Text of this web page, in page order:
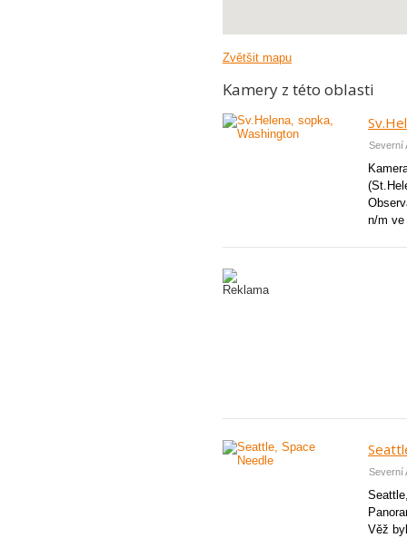
Zvětšit mapu
Kamery z této oblasti
Severní
n/m
Severní
Věž